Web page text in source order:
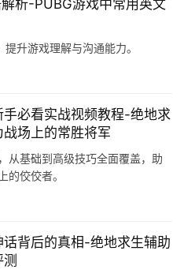
析-PUBG游戏中常用英文
升游戏理解与沟通能力。
必看实战视频教程-绝地求
场上的常胜将军
从基础到高级技巧全面覆盖，助
的佼佼者。
背后的真相-绝地求生辅助